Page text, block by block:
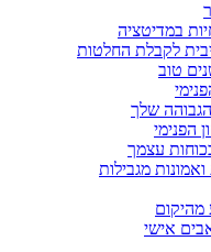
במדיטציה
לקבלת החלטות
טוב
הגבוהה שלך
הפנימי
עצמך
מגבילות
מהיקום
אישי